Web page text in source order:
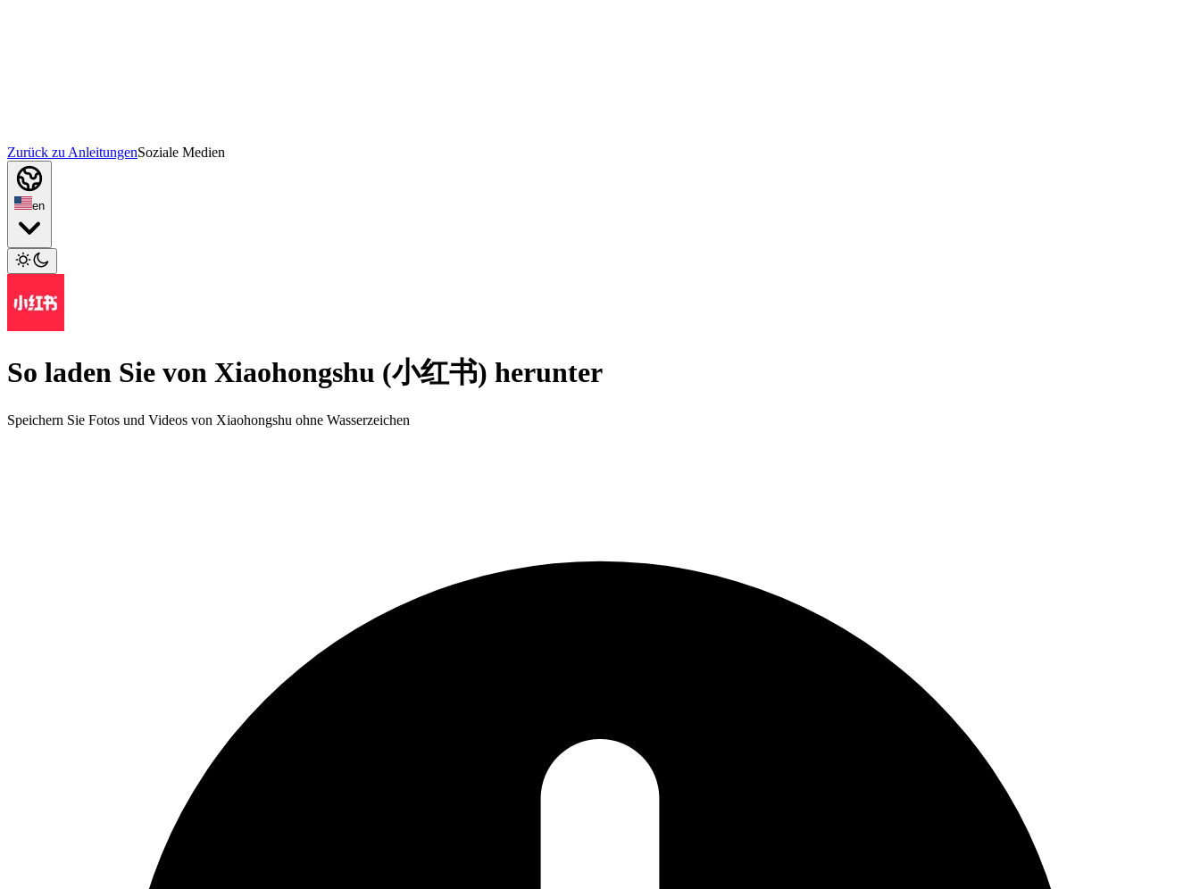
Zurück zu AnleitungenSoziale Medien
en
So laden Sie von Xiaohongshu (小红书) herunter
Speichern Sie Fotos und Videos von Xiaohongshu ohne Wasserzeichen